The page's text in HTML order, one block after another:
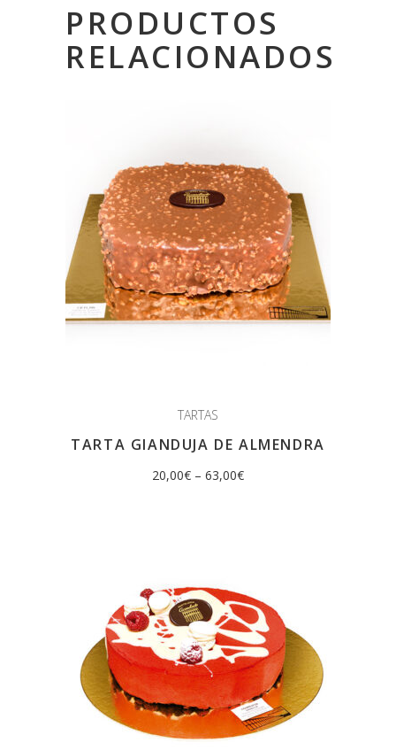
PRODUCTOS
RELACIONADOS
TARTAS
TARTA GIANDUJA DE ALMENDRA
20,00€ – 63,00€